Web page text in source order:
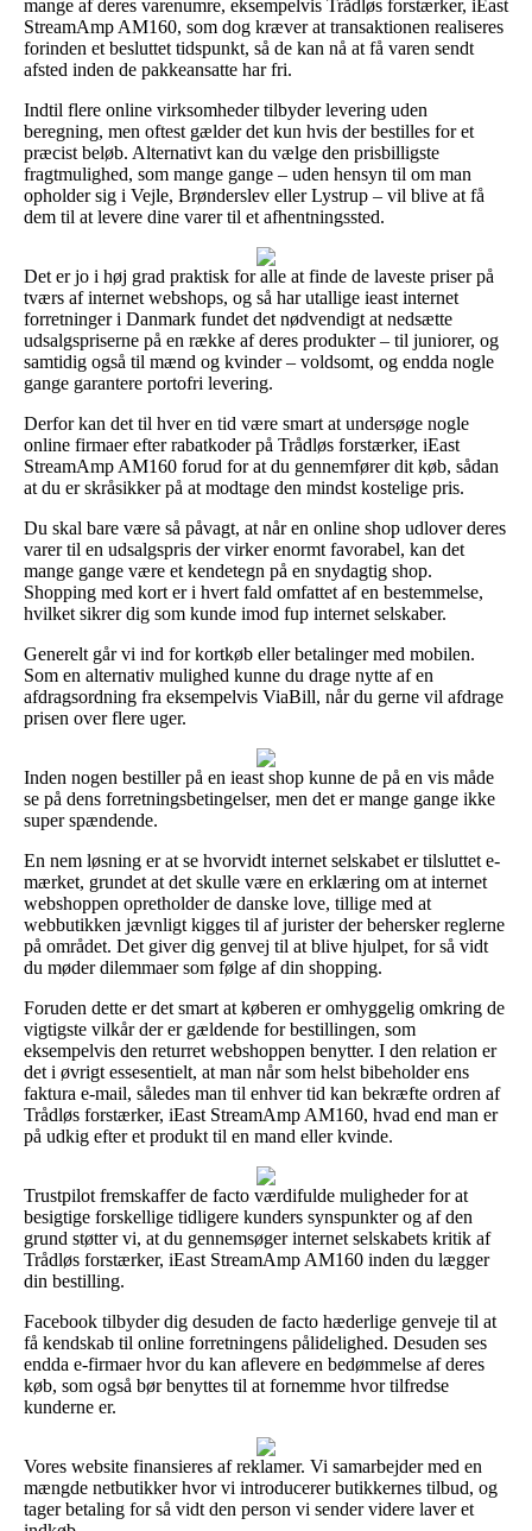
mange af deres varenumre, eksempelvis Trådløs forstærker, iEast
StreamAmp AM160, som dog kræver at transaktionen realiseres
forinden et besluttet tidspunkt, så de kan nå at få varen sendt
afsted inden de pakkeansatte har fri.
Indtil flere online virksomheder tilbyder levering uden
beregning, men oftest gælder det kun hvis der bestilles for et
præcist beløb. Alternativt kan du vælge den prisbilligste
fragtmulighed, som mange gange – uden hensyn til om man
opholder sig i Vejle, Brønderslev eller Lystrup – vil blive at få
dem til at levere dine varer til et afhentningssted.
Det er jo i høj grad praktisk for alle at finde de laveste priser på
tværs af internet webshops, og så har utallige ieast internet
forretninger i Danmark fundet det nødvendigt at nedsætte
udsalgspriserne på en række af deres produkter – til juniorer, og
samtidig også til mænd og kvinder – voldsomt, og endda nogle
gange garantere portofri levering.
Derfor kan det til hver en tid være smart at undersøge nogle
online firmaer efter rabatkoder på Trådløs forstærker, iEast
StreamAmp AM160 forud for at du gennemfører dit køb, sådan
at du er skråsikker på at modtage den mindst kostelige pris.
Du skal bare være så påvagt, at når en online shop udlover deres
varer til en udsalgspris der virker enormt favorabel, kan det
mange gange være et kendetegn på en snydagtig shop.
Shopping med kort er i hvert fald omfattet af en bestemmelse,
hvilket sikrer dig som kunde imod fup internet selskaber.
Generelt går vi ind for kortkøb eller betalinger med mobilen.
Som en alternativ mulighed kunne du drage nytte af en
afdragsordning fra eksempelvis ViaBill, når du gerne vil afdrage
prisen over flere uger.
Inden nogen bestiller på en ieast shop kunne de på en vis måde
se på dens forretningsbetingelser, men det er mange gange ikke
super spændende.
En nem løsning er at se hvorvidt internet selskabet er tilsluttet e-
mærket, grundet at det skulle være en erklæring om at internet
webshoppen opretholder de danske love, tillige med at
webbutikken jævnligt kigges til af jurister der behersker reglerne
på området. Det giver dig genvej til at blive hjulpet, for så vidt
du møder dilemmaer som følge af din shopping.
Foruden dette er det smart at køberen er omhyggelig omkring de
vigtigste vilkår der er gældende for bestillingen, som
eksempelvis den returret webshoppen benytter. I den relation er
det i øvrigt essesentielt, at man når som helst bibeholder ens
faktura e-mail, således man til enhver tid kan bekræfte ordren af
Trådløs forstærker, iEast StreamAmp AM160, hvad end man er
på udkig efter et produkt til en mand eller kvinde.
Trustpilot fremskaffer de facto værdifulde muligheder for at
besigtige forskellige tidligere kunders synspunkter og af den
grund støtter vi, at du gennemsøger internet selskabets kritik af
Trådløs forstærker, iEast StreamAmp AM160 inden du lægger
din bestilling.
Facebook tilbyder dig desuden de facto hæderlige genveje til at
få kendskab til online forretningens pålidelighed. Desuden ses
endda e-firmaer hvor du kan aflevere en bedømmelse af deres
køb, som også bør benyttes til at fornemme hvor tilfredse
kunderne er.
Vores website finansieres af reklamer. Vi samarbejder med en
mængde netbutikker hvor vi introducerer butikkernes tilbud, og
tager betaling for så vidt den person vi sender videre laver et